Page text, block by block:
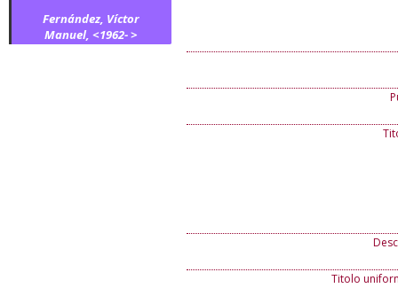
Fernández, Víctor
Manuel, <1962- >
Titolo